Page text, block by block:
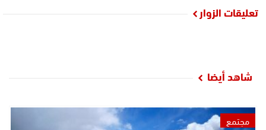
تعليقات الزوار
شاهد أيضا
مجتمع